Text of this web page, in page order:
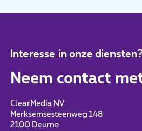
Interesse in onze
Neem contact
ClearMedia NV
Merksemsesteenweg 148
2100 Deurne